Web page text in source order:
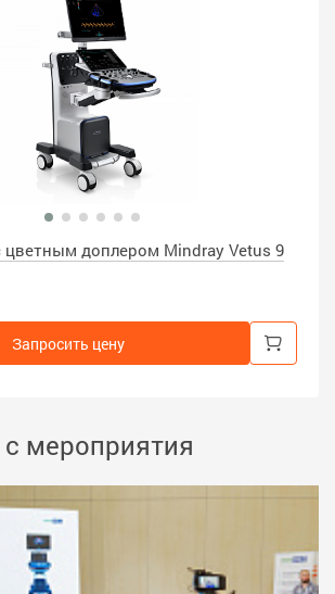
цветным доплером Mindray Vetus 9
Запросить цену
мероприятия